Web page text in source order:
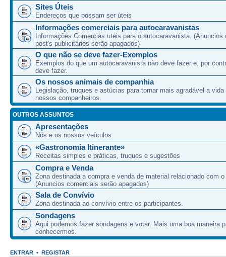
Sites Úteis
Endereços que possam ser úteis
Informações comerciais para autocaravanistas
Informações Comercias uteis para o autocaravanista. (Anuncios
post's publicitários serão apagados)
O que não se deve fazer-Exemplos
Exemplos do que um autocaravanista não deve fazer e, por
deve fazer.
Os nossos animais de companhia
Legislação, truques e astúcias para tornar mais agradável a vida
nossos companheiros.
OUTROS ASSUNTOS
Apresentações
Nós e os nossos veículos.
«Gastronomia Itinerante»
Receitas simples e práticas, truques e sugestões
Compra e Venda
Zona destinada a compra e venda de material relacionado com
(Anuncios comerciais serão apagados)
Sala de Convívio
Zona destinada ao convívio entre os participantes.
Sondagens
Aqui podemos fazer sondagens e votar. Mais uma boa maneira
conhecermos.
ENTRAR • REGISTAR